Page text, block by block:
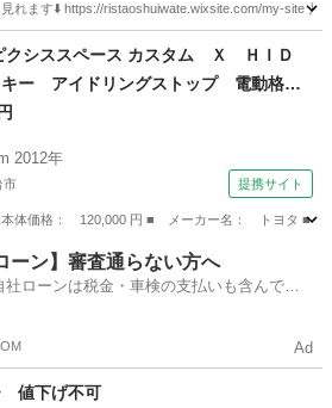
れます⬇️ https://ristaoshuiwate.wixsite.com/my-site 月
マクシススペース カスタム Ｘ ＨＩＤ
キー アイドリングストップ 電動格納
ンチシート ＣＶＴ 盗難防止システ
ＣＤ アルミホイール 衝突安全ボ
コン パワーステアリング パワーウ
2012年
市 提携サイト
体価格： 120,000 円 ■ メーカー名： トヨタ ■
ーン】審査通らない方へ
社ローンは税金・車検の支払いも含んでい
Ad
値下げ不可